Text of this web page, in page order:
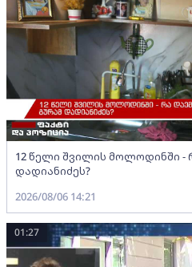
12 წელი შვილის მოლოდინში -
დადიანიძეს?
2026/08/06 14:21
01:27